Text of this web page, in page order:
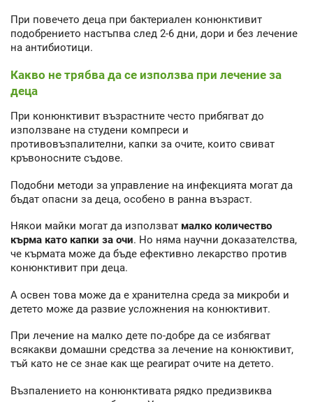
При повечето деца при бактериален конюнктивит
подобрението настъпва след 2-6 дни, дори и без лечение
на антибиотици.
Какво не трябва да се използва при лечение за
деца
При конюнктивит възрастните често прибягват до
използване на студени компреси и
противовъзпалителни, капки за очите, които свиват
кръвоносните съдове.
Подобни методи за управление на инфекцията могат да
бъдат опасни за деца, особено в ранна възраст.
Някои майки могат да използват малко количество
кърма като капки за очи. Но няма научни доказателства,
че кърмата може да бъде ефективно лекарство против
конюнктивит при деца.
А освен това може да е хранителна среда за микроби и
детето може да развие усложнения на конюктивит.
При лечение на малко дете по-добре да се избягват
всякакви домашни средства за лечение на конюктивит,
тъй като не се знае как ще реагират очите на детето.
Възпалението на конюнктивата рядко предизвиква